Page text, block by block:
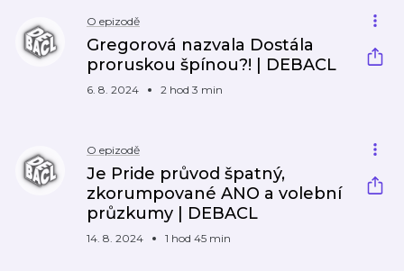
O epizodě
Gregorová nazvala Dostála
proruskou špínou?! | DEBACL
6. 8. 2024 2 hod 3 min
O epizodě
Je Pride průvod špatný,
zkorumpované ANO a volební
průzkumy | DEBACL
14. 8. 2024 1 hod 45 min